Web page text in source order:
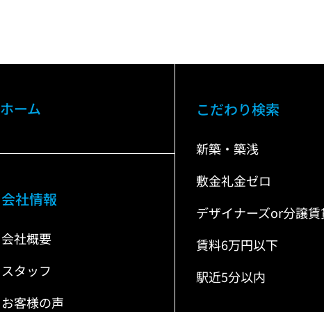
ホーム
会社情報
会社概要
スタッフ
お客様の声
こだわり検索
新築・築浅
敷金礼金ゼロ
デザイナーズor分譲賃
賃料6万円以下
駅近5分以内